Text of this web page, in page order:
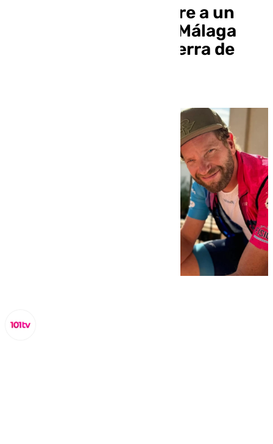
Buscan por tierra y aire a un
ciclista residente en Málaga
desaparecido en la sierra de